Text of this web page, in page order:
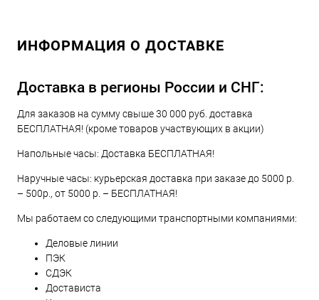
ИНФОРМАЦИЯ О ДОСТАВКЕ
Доставка в регионы России и СНГ:
Для заказов на сумму свыше 30 000 руб. доставка
БЕСПЛАТНАЯ! (кроме товаров участвующих в акции)
Напольные часы: Доставка БЕСПЛАТНАЯ!
Наручные часы: курьерская доставка при заказе до 5000 р.
– 500р., от 5000 р. – БЕСПЛАТНАЯ!
Мы работаем со следующими транспортными компаниями:
Деловые линии
ПЭК
СДЭК
Достависта